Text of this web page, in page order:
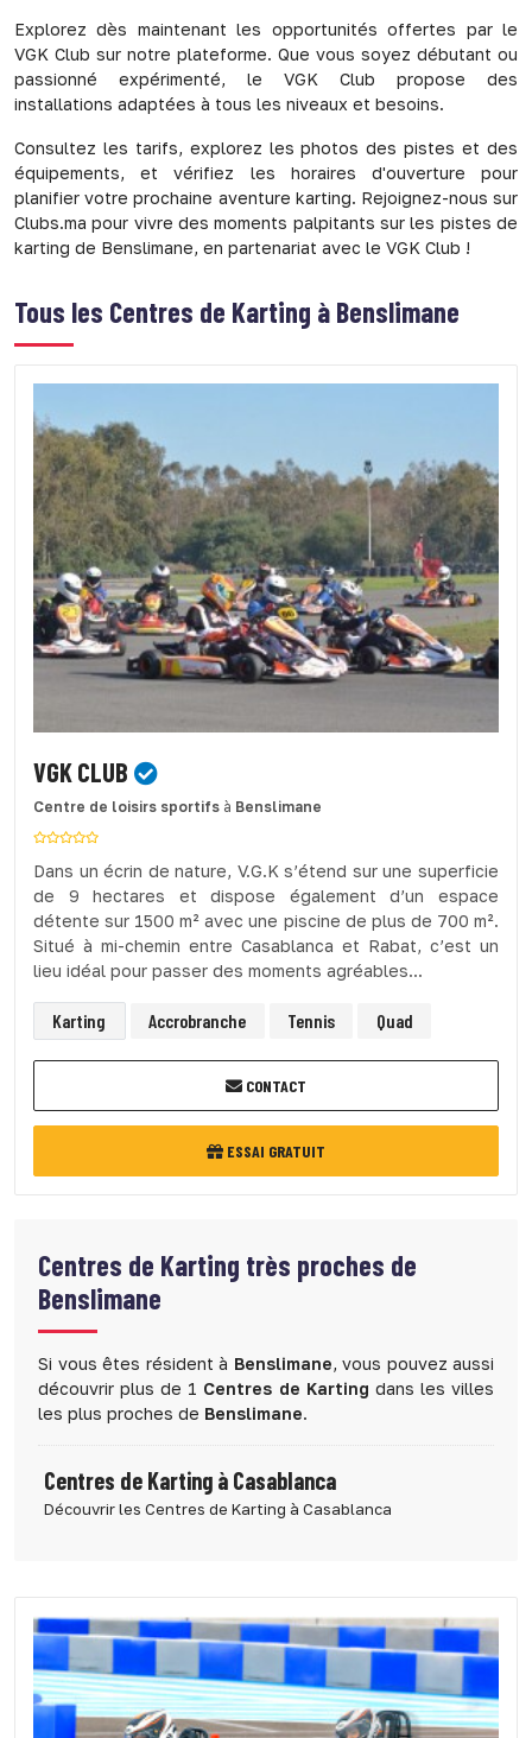
Explorez dès maintenant les opportunités offertes par le
VGK Club sur notre plateforme. Que vous soyez débutant ou
passionné expérimenté, le VGK Club propose des
installations adaptées à tous les niveaux et besoins.
Consultez les tarifs, explorez les photos des pistes et des
équipements, et vérifiez les horaires d'ouverture pour
planifier votre prochaine aventure karting. Rejoignez-nous sur
Clubs.ma pour vivre des moments palpitants sur les pistes de
karting de Benslimane, en partenariat avec le VGK Club !
Tous les Centres de Karting à Benslimane
VGK CLUB
Centre de loisirs sportifs à Benslimane
Dans un écrin de nature, V.G.K s’étend sur une superficie
de 9 hectares et dispose également d’un espace
détente sur 1500 m² avec une piscine de plus de 700 m².
Situé à mi-chemin entre Casablanca et Rabat, c’est un
lieu idéal pour passer des moments agréables...
Karting Accrobranche Tennis Quad
CONTACT
ESSAI GRATUIT
Centres de Karting très proches de
Benslimane
Si vous êtes résident à Benslimane, vous pouvez aussi
découvrir plus de 1 Centres de Karting dans les villes
les plus proches de Benslimane.
Centres de Karting à Casablanca
Découvrir les Centres de Karting à Casablanca